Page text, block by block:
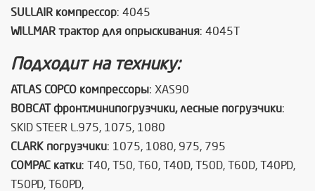
SULLAIR компрессор: 4045
WILLMAR трактор для опрыскивания: 4045T
Подходит на технику:
ATLAS COPCO компрессоры: XAS90
BOBCAT фронт.минипогрузчики, лесные погрузчики:
SKID STEER L.975, 1075, 1080
CLARK погрузчики: 1075, 1080, 975, 795
COMPAC катки: T40, T50, T60, T40D, T50D, T60D, T40PD,
T50PD, T60PD,